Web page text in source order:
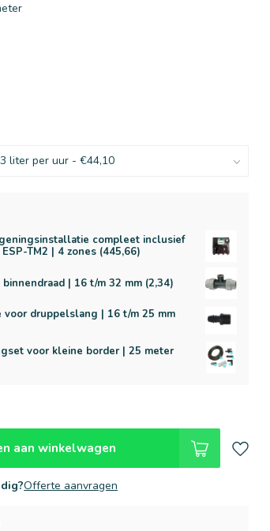
compleet inclusief
TM2 | 4 zones (445,66)
| 16 t/m 32 mm (2,34)
druppelslang | 16 t/m 25 mm
voor kleine border | 25 meter
aan winkelwagen
Offerte aanvragen